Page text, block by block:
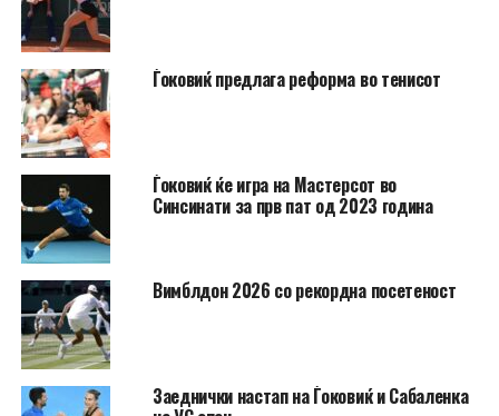
Ѓоковиќ предлага реформа во тенисот
Ѓоковиќ ќе игра на Мастерсот во
Синсинати за прв пат од 2023 година
Вимблдон 2026 со рекордна посетеност
Заеднички настап на Ѓоковиќ и Сабаленка